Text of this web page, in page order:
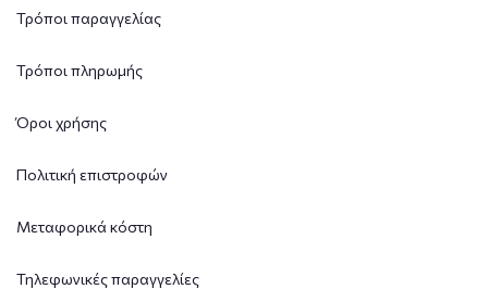
Τρόποι παραγγελίας
Τρόποι πληρωμής
Όροι χρήσης
Πολιτική επιστροφών
Μεταφορικά κόστη
Τηλεφωνικές παραγγελίες